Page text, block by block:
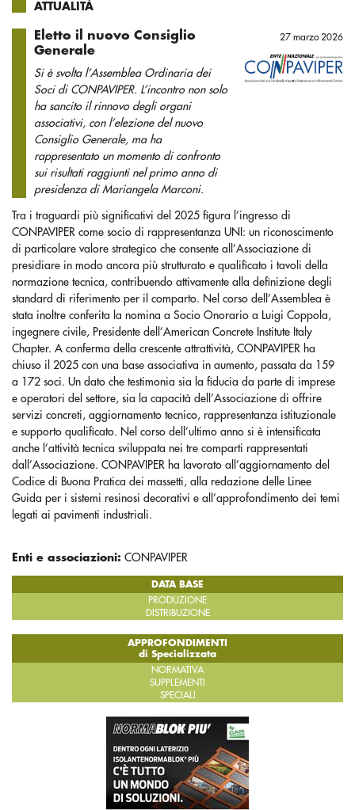
ATTUALITÀ
Eletto il nuovo Consiglio
Generale
Si è svolta l’Assemblea Ordinaria dei
Soci di CONPAVIPER. L’incontro non solo
ha sancito il rinnovo degli organi
associativi, con l’elezione del nuovo
Consiglio Generale, ma ha
rappresentato un momento di confronto
sui risultati raggiunti nel primo anno di
presidenza di Mariangela Marconi.
27 marzo 2026
Tra i traguardi più significativi del 2025 figura l’ingresso di
CONPAVIPER come socio di rappresentanza UNI: un riconoscimento
di particolare valore strategico che consente all’Associazione di
presidiare in modo ancora più strutturato e qualificato i tavoli della
normazione tecnica, contribuendo attivamente alla definizione degli
standard di riferimento per il comparto. Nel corso dell’Assemblea è
stata inoltre conferita la nomina a Socio Onorario a Luigi Coppola,
ingegnere civile, Presidente dell’American Concrete Institute Italy
Chapter. A conferma della crescente attrattività, CONPAVIPER ha
chiuso il 2025 con una base associativa in aumento, passata da 159
a 172 soci. Un dato che testimonia sia la fiducia da parte di imprese
e operatori del settore, sia la capacità dell’Associazione di offrire
servizi concreti, aggiornamento tecnico, rappresentanza istituzionale
e supporto qualificato. Nel corso dell’ultimo anno si è intensificata
anche l’attività tecnica sviluppata nei tre comparti rappresentati
dall’Associazione. CONPAVIPER ha lavorato all’aggiornamento del
Codice di Buona Pratica dei massetti, alla redazione delle Linee
Guida per i sistemi resinosi decorativi e all’approfondimento dei temi
legati ai pavimenti industriali.
Enti e associazioni: CONPAVIPER
DATA BASE
PRODUZIONE
DISTRIBUZIONE
APPROFONDIMENTI
di Specializzata
NORMATIVA
SUPPLEMENTI
SPECIALI